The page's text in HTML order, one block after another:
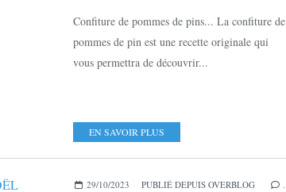
Confiture de pommes de pins... La confiture de
pommes de pin est une recette originale qui
vous permettra de découvrir...
EN SAVOIR PLUS
29/10/2023 PUBLIÉ DEPUIS OVERBLOG